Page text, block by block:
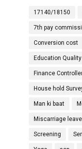
17140/18150
7th pay
Conversion cost
Education Quality
Finance
House hold
Man ki baat
Miscarriage leave
Screening